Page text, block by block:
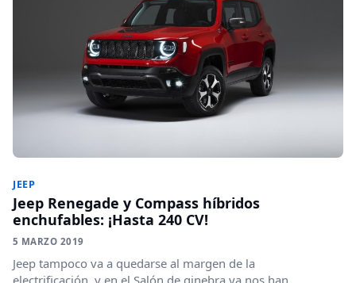
JEEP
Jeep Renegade y Compass híbridos
enchufables: ¡Hasta 240 CV!
5 MARZO 2019
Jeep tampoco va a quedarse al margen de la